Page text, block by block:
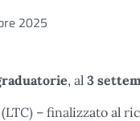
2025
, al 3
– finalizzato al